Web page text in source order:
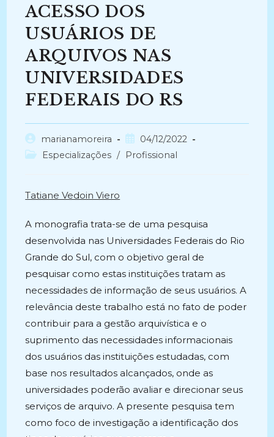
ACESSO DOS
USUÁRIOS DE
ARQUIVOS NAS
UNIVERSIDADES
FEDERAIS DO RS
Autor
do
marianamoreira
Post
publicado:
04/12/2022
Categoria
Especializações / Profissional
Tatiane Vedoin Viero
A monografia trata-se de uma pesquisa
desenvolvida nas Universidades Federais do Rio
Grande do Sul, com o objetivo geral de
pesquisar como estas instituições tratam as
necessidades de informação de seus usuários. A
relevância deste trabalho está no fato de poder
contribuir para a gestão arquivística e o
suprimento das necessidades informacionais
dos usuários das instituições estudadas, com
base nos resultados alcançados, onde as
universidades poderão avaliar e direcionar seus
serviços de arquivo. A presente pesquisa tem
como foco de investigação a identificação dos